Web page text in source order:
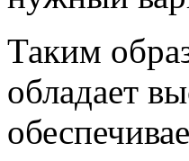
Таким
обладает